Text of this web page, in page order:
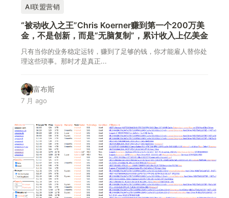
AI联盟营销
“被动收入之王”Chris Koerner赚到第一个200万美
金，不是创新，而是“无脑复制”，累计收入上亿美金
只有当你的业务稳定运转，赚到了足够的钱，你才能雇人替你处
理这些琐事。那时才是真正...
富布斯
7 月 ago